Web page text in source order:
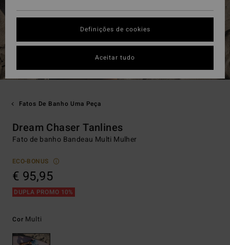
Fatos De Banho Uma Peça
Dream Chaser Tanlines
Fato de banho Bandeau Multi Mulher
ECO-BONUS
€ 95,95
DUPLA PROMO 10%
Cor Multi
Definições de cookies
Aceitar tudo